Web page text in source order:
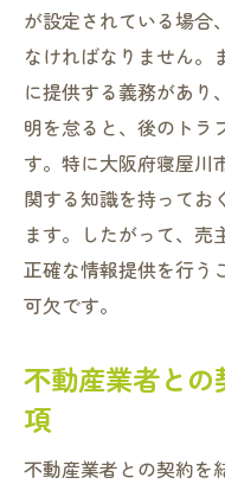
が設定されている場合
なければなりません。
に提供する義務があり
明を怠ると、後のトラ
す。特に大阪府寝屋川
関する知識を持ってお
ます。したがって、売
正確な情報提供を行う
可欠です。
不動産業者と
項
不動産業者との契約を